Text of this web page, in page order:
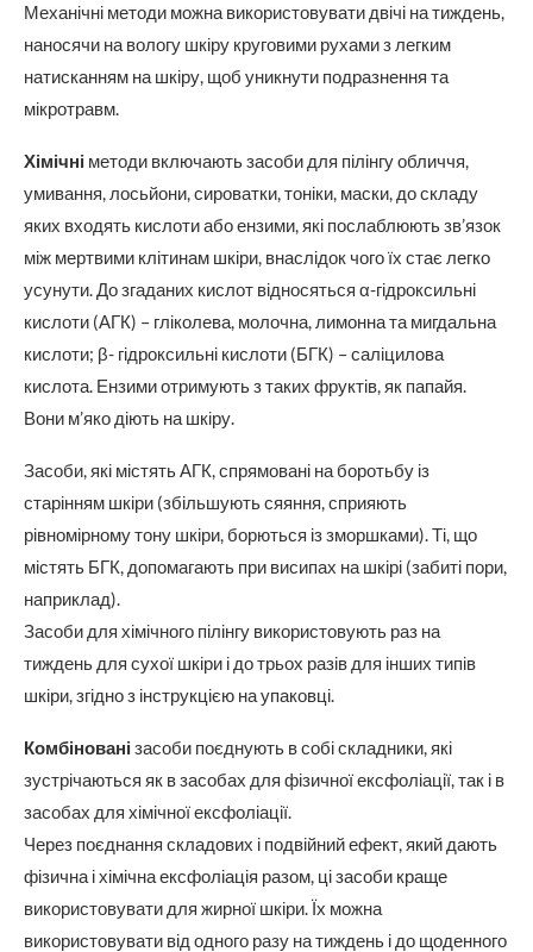
Механічні методи можна використовувати двічі на тиждень,
наносячи на вологу шкіру круговими рухами з легким
натисканням на шкіру, щоб уникнути подразнення та
мікротравм.
Хімічні методи включають засоби для пілінгу обличчя,
умивання, лосьйони, сироватки, тоніки, маски, до складу
яких входять кислоти або ензими, які послаблюють зв’язок
між мертвими клітинам шкіри, внаслідок чого їх стає легко
усунути. До згаданих кислот відносяться α-гідроксильні
кислоти (АГК) – гліколева, молочна, лимонна та мигдальна
кислоти; β- гідроксильні кислоти (БГК) – саліцилова
кислота. Ензими отримують з таких фруктів, як папайя.
Вони м’яко діють на шкіру.
Засоби, які містять АГК, спрямовані на боротьбу із
старінням шкіри (збільшують сяяння, сприяють
рівномірному тону шкіри, борються із зморшками). Ті, що
містять БГК, допомагають при висипах на шкірі (забиті пори,
наприклад).
Засоби для хімічного пілінгу використовують раз на
тиждень для сухої шкіри і до трьох разів для інших типів
шкіри, згідно з інструкцією на упаковці.
Комбіновані засоби поєднують в собі складники, які
зустрічаються як в засобах для фізичної ексфоліації, так і в
засобах для хімічної ексфоліації.
Через поєднання складових і подвійний ефект, який дають
фізична і хімічна ексфоліація разом, ці засоби краще
використовувати для жирної шкіри. Їх можна
використовувати від одного разу на тиждень і до щоденного